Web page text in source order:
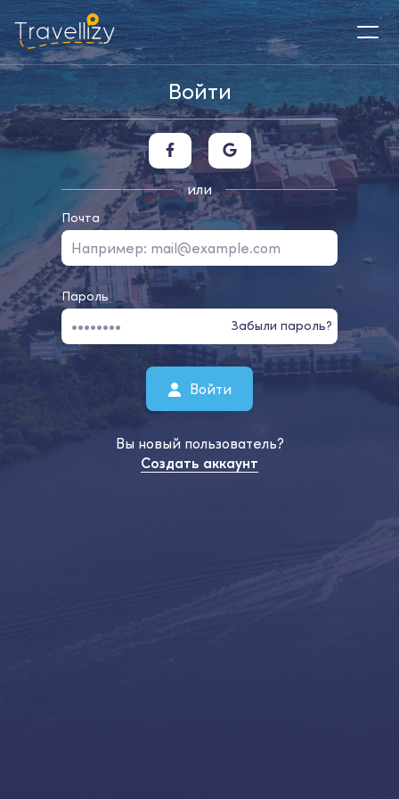
Войти
или
Почта
Пароль
Забыли пароль?
Войти
Вы новый пользователь?
Создать аккаунт